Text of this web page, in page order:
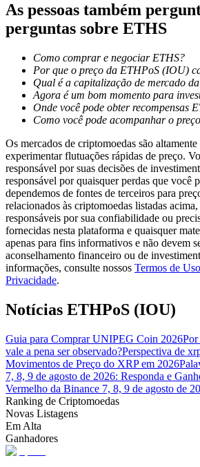
Informação
Guia
Guia para iniciantes em futuros
Estratégias de negociação
Aprenda como se manter lucrativo
As pessoas também
perguntas sobre ETHS
Como comprar e negociar ETHS?
Por que o preço da ETHPoS (IOU)
Qual é a capitalização de mercado
Agora é um bom momento para
Onde você pode obter recompensas
Como você pode acompanhar o
Os mercados de criptomoedas são
experimentar flutuações rápidas de preço.
responsável por suas decisões de
responsável por quaisquer perdas que você
dependemos de fontes de terceiros para
relacionados às criptomoedas listadas
responsáveis por sua confiabilidade ou
fornecidas nesta plataforma e quaisquer
apenas para fins informativos e não devem
aconselhamento financeiro ou de
informações, consulte nossos Termos de Uso
Privacidade.
Notícias ETHPoS (IOU)
Guia para Comprar UNIPEG Coin 2026Por
vale a pena ser observado?Perspectiva de
Movimentos de Preço do XRP em 2026
7, 8, 9 de agosto de 2026: Responda e
Vermelho da Binance 7, 8, 9 de agosto de
Ranking de Criptomoedas
Novas Listagens
Em Alta
Ganhadores